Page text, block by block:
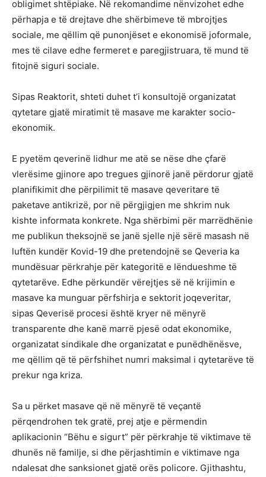
obligimet shtëpiake. Në rekomandime nënvizohet edhe
përhapja e të drejtave dhe shërbimeve të mbrojtjes
sociale, me qëllim që punonjëset e ekonomisë joformale,
mes të cilave edhe fermeret e paregjistruara, të mund të
fitojnë siguri sociale.
Sipas Reaktorit, shteti duhet t’i konsultojë organizatat
qytetare gjatë miratimit të masave me karakter socio-
ekonomik.
E pyetëm qeverinë lidhur me atë se nëse dhe çfarë
vlerësime gjinore apo tregues gjinorë janë përdorur gjatë
planifikimit dhe përpilimit të masave qeveritare të
paketave antikrizë, por në përgjigjen me shkrim nuk
kishte informata konkrete. Nga shërbimi për marrëdhënie
me publikun theksojnë se janë sjelle një sërë masash në
luftën kundër Kovid-19 dhe pretendojnë se Qeveria ka
mundësuar përkrahje për kategoritë e lëndueshme të
qytetarëve. Edhe përkundër vërejtjes së në krijimin e
masave ka munguar përfshirja e sektorit joqeveritar,
sipas Qeverisë procesi është kryer në mënyrë
transparente dhe kanë marrë pjesë odat ekonomike,
organizatat sindikale dhe organizatat e punëdhënësve,
me qëllim që të përfshihet numri maksimal i qytetarëve të
prekur nga kriza.
Sa u përket masave që në mënyrë të veçantë
përqendrohen tek gratë, prej atje e përmendin
aplikacionin “Bëhu e sigurt” për përkrahje të viktimave të
dhunës në familje, si dhe përjashtimin e viktimave nga
ndalesat dhe sanksionet gjatë orës policore. Gjithashtu,